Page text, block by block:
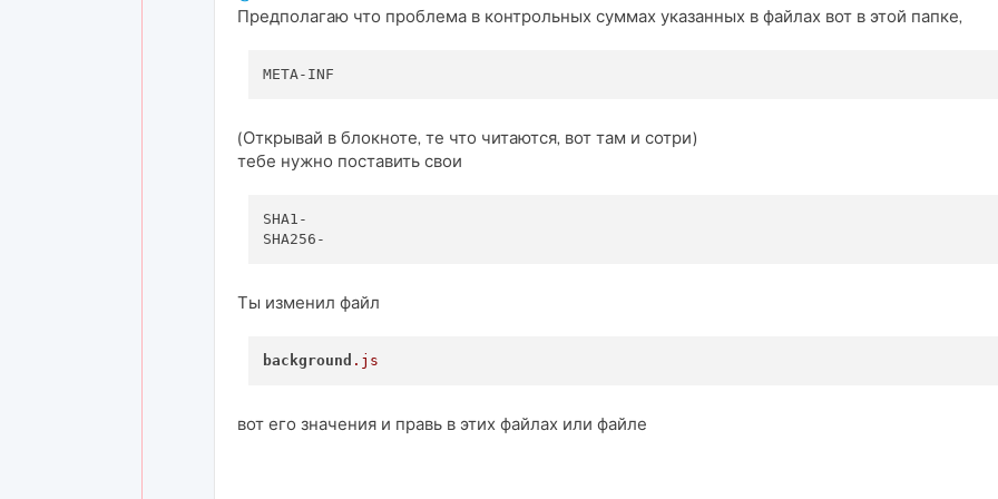
Предполагаю что проблема в контрольных суммах указанных в файлах вот в этой папке,
(Открывай в блокноте, те что читаются, вот там и сотри)
тебе нужно поставить свои
SHA1-
Ты изменил файл
background .js
вот его значения и правь в этих файлах или файле